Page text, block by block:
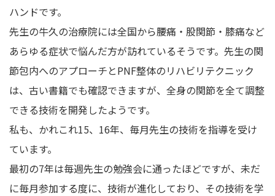
ハンドです。
先生の牛久の治療院には全国から腰痛・股関節・膝痛など
あらゆる症状で悩んだ方が訪れているそうです。先生の関
節包内へのアプローチとPNF整体のリハビリテクニック
は、古い書籍でも確認できますが、全身の関節を全て調整
できる技術を開発したようです。
私も、かれこれ15、16年、毎月先生の技術を指導を受け
ています。
最初の7年は毎週先生の勉強会に通ったほどですが、未だ
に毎月参加する度に、技術が進化しており、その技術を学